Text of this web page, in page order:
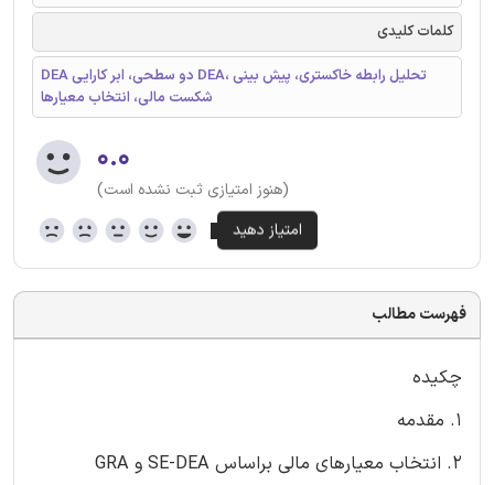
کلمات کلیدی
DEA دو سطحی، ابر کارایی DEA، تحلیل رابطه خاکستری، پیش بینی
شکست مالی، انتخاب معیارها
۰.۰
(هنوز امتیازی ثبت نشده است)
فهرست مطالب
چکیده
1. مقدمه
2. انتخاب معیارهای مالی براساس SE-DEA و GRA